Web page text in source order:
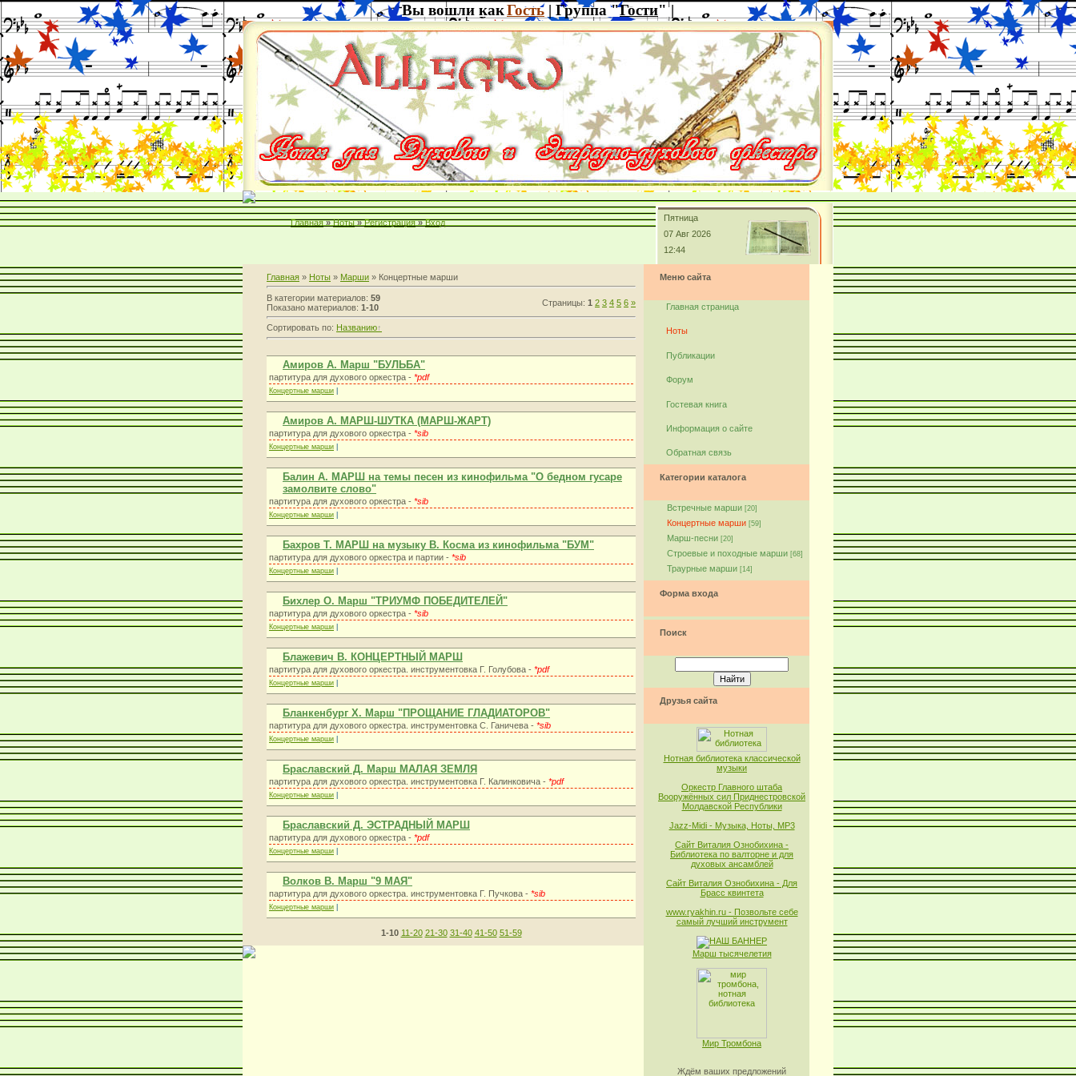
Вы вошли какГость | Группа "Гости" |
Главная » Ноты » Регистрация » Вход
Пятница
07 Авг 2026
12:44
Главная » Ноты » Марши » Концертные марши
В категории материалов: 59
Показано материалов: 1-10 Страницы: 1 2 3 4 5 6 »
Сортировать по: Названию
Амиров А. Марш "БУЛЬБА"
партитура для духового оркестра - *pdf
Концертные марши
Амиров А. МАРШ-ШУТКА (МАРШ-ЖАРТ)
партитура для духового оркестра - *sib
Концертные марши
Балин А. МАРШ на темы песен из кинофильма "О бедном гусаре
замолвите слово"
партитура для духового оркестра - *sib
Концертные марши
Бахров Т. МАРШ на музыку В. Косма из кинофильма "БУМ"
партитура для духового оркестра и партии - *sib
Концертные марши
Бихлер О. Марш "ТРИУМФ ПОБЕДИТЕЛЕЙ"
партитура для духового оркестра - *sib
Концертные марши
Блажевич В. КОНЦЕРТНЫЙ МАРШ
партитура для духового оркестра. инструментовка Г. Голубова - *pdf
Концертные марши
Бланкенбург Х. Марш "ПРОЩАНИЕ ГЛАДИАТОРОВ"
партитура для духового оркестра. инструментовка С. Ганичева - *sib
Концертные марши
Браславский Д. Марш МАЛАЯ ЗЕМЛЯ
партитура для духового оркестра. инструментовка Г. Калинковича - *pdf
Концертные марши
Браславский Д. ЭСТРАДНЫЙ МАРШ
партитура для духового оркестра - *pdf
Концертные марши
Волков В. Марш "9 МАЯ"
партитура для духового оркестра. инструментовка Г. Пучкова - *sib
Концертные марши
1-10 11-20 21-30 31-40 41-50 51-59
Меню сайта
Главная страница
Ноты
Публикации
Форум
Гостевая книга
Информация о сайте
Обратная связь
Категории каталога
Встречные марши [20]
Концертные марши [59]
Марш-песни [20]
Строевые и походные марши [68]
Траурные марши [14]
Форма входа
Поиск
Друзья сайта
Нотная библиотека классической
музыки
Оркестр Главного штаба
Вооружённых сил Приднестровской
Молдавской Республики
Jazz-Midi - Музыка, Ноты, MP3
Сайт Виталия Ознобихина -
Библиотека по валторне и для
духовых ансамблей
Сайт Виталия Ознобихина - Для
Брасс квинтета
www.ryakhin.ru - Позвольте себе
самый лучший инструмент
Марш тысячелетия
Мир Тромбона
Ждём ваших предложений